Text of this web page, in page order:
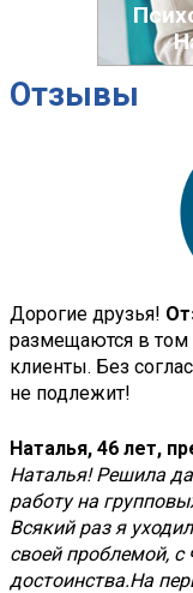
Отзывы
Дорогие друзья!
размещаются в
клиенты. Без
не подлежит!
Наталья, 46 лет,
Наталья! Решила
работу на
Всякий раз я
своей проблемой, с
достоинства.На